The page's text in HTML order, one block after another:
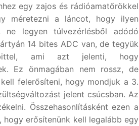
egy zajos és rádióamatőrökkel
méretezni a láncot, hogy ilyen
legyen túlvezérlésből adódó
14 bites ADC van, de tegyük
ami azt jelenti, hogy
Ez önmagában nem rossz, de
felerősíteni, hogy mondjuk a 3.
jelent csúcsban. Az
Összehasonlításként ezen a
hogy erősítenünk kell legalább egy